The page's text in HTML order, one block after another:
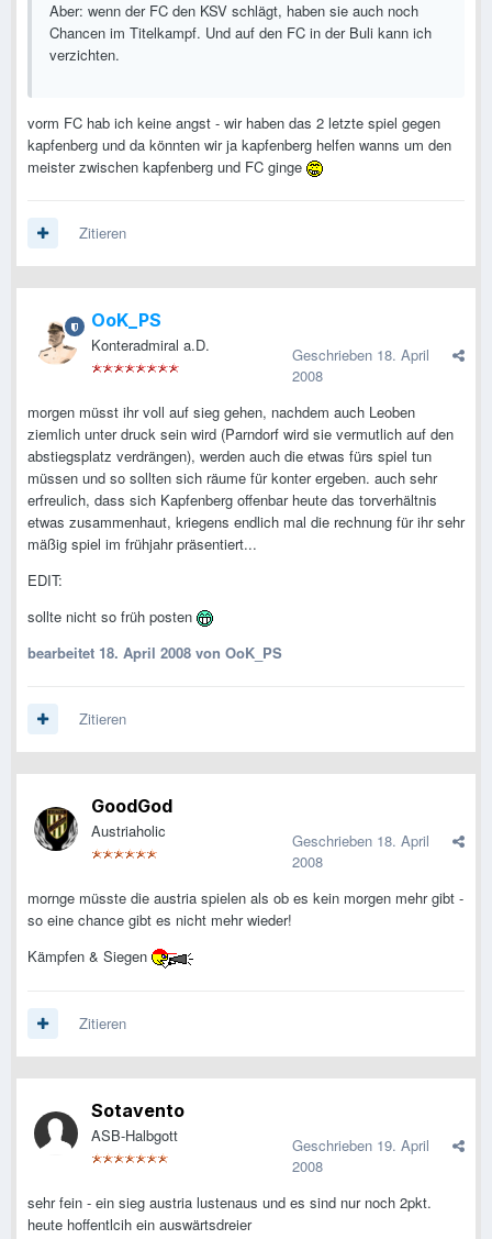
Aber: wenn der FC den KSV schlägt, haben sie auch noch
Chancen im Titelkampf. Und auf den FC in der Buli kann ich
verzichten.
vorm FC hab ich keine angst - wir haben das 2 letzte spiel gegen
kapfenberg und da könnten wir ja kapfenberg helfen wanns um den
meister zwischen kapfenberg und FC ginge
Zitieren
OoK_PS
Konteradmiral a.D. Geschrieben 18. April
2008
morgen müsst ihr voll auf sieg gehen, nachdem auch Leoben
ziemlich unter druck sein wird (Parndorf wird sie vermutlich auf den
abstiegsplatz verdrängen), werden auch die etwas fürs spiel tun
müssen und so sollten sich räume für konter ergeben. auch sehr
erfreulich, dass sich Kapfenberg offenbar heute das torverhältnis
etwas zusammenhaut, kriegens endlich mal die rechnung für ihr sehr
mäßig spiel im frühjahr präsentiert...
EDIT:
sollte nicht so früh posten
bearbeitet 18. April 2008 von OoK_PS
Zitieren
GoodGod
Austriaholic Geschrieben 18. April
2008
mornge müsste die austria spielen als ob es kein morgen mehr gibt -
so eine chance gibt es nicht mehr wieder!
Kämpfen & Siegen
Zitieren
Sotavento
ASB-Halbgott Geschrieben 19. April
2008
sehr fein - ein sieg austria lustenaus und es sind nur noch 2pkt.
heute hoffentlcih ein auswärtsdreier